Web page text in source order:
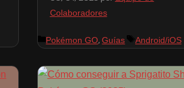
Colaboradores
Pokémon GO,Guías Android/iOS